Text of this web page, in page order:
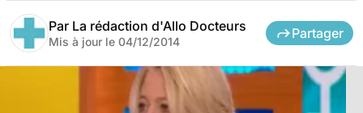
Par La rédaction d'Allo Docteurs
Mis à jour le 04/12/2014
Partager